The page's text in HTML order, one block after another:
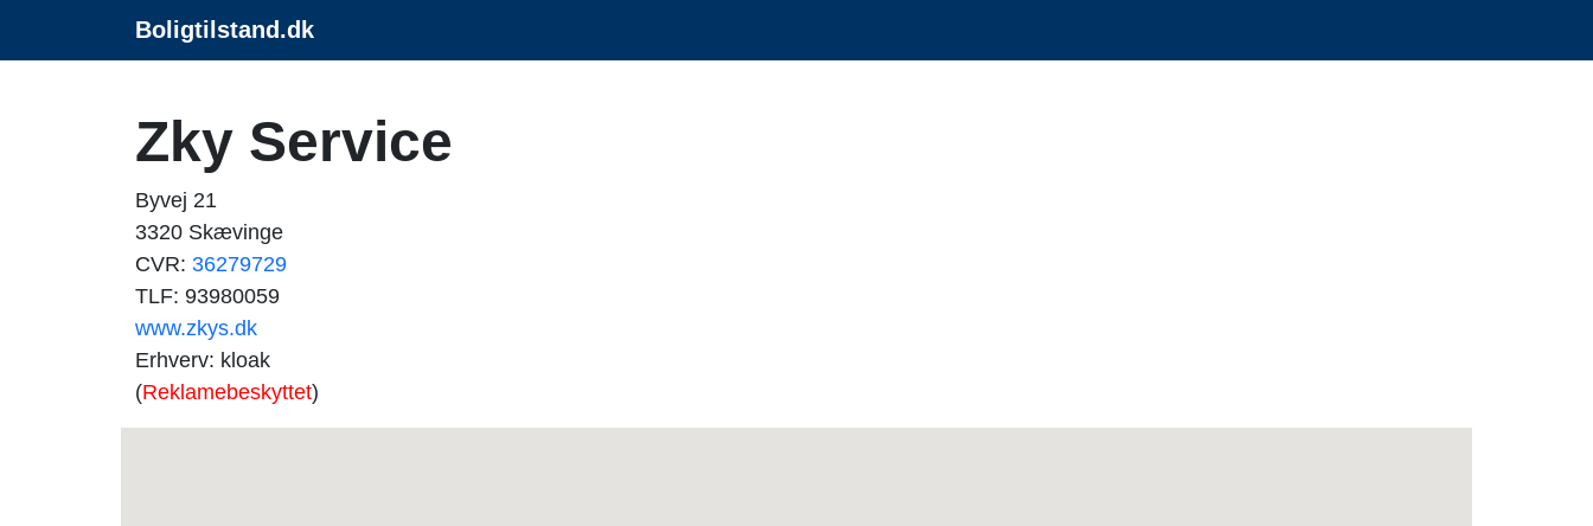
Boligtilstand.dk
Zky Service
Byvej 21
3320 Skævinge
CVR: 36279729
TLF: 93980059
www.zkys.dk
Erhverv: kloak
(Reklamebeskyttet)